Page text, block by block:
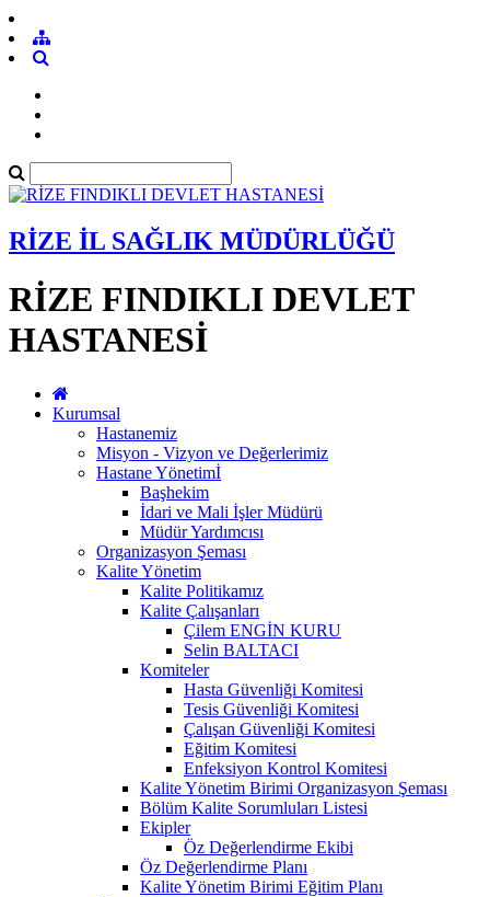
RİZE İL SAĞLIK MÜDÜRLÜĞÜ
RİZE FINDIKLI DEVLET
HASTANESİ
Kurumsal
Hastanemiz
Misyon - Vizyon ve Değerlerimiz
Hastane Yönetimİ
Başhekim
İdari ve Mali İşler Müdürü
Müdür Yardımcısı
Organizasyon Şeması
Kalite Yönetim
Kalite Politikamız
Kalite Çalışanları
Çilem ENGİN KURU
Selin BALTACI
Komiteler
Hasta Güvenliği Komitesi
Tesis Güvenliği Komitesi
Çalışan Güvenliği Komitesi
Eğitim Komitesi
Enfeksiyon Kontrol Komitesi
Kalite Yönetim Birimi Organizasyon Şeması
Bölüm Kalite Sorumluları Listesi
Ekipler
Öz Değerlendirme Ekibi
Öz Değerlendirme Planı
Kalite Yönetim Birimi Eğitim Planı